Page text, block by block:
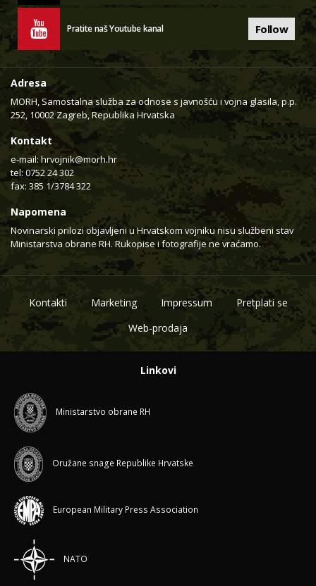
Pratite naš Youtube kanal Follow
Adresa
MORH, Samostalna služba za odnose s javnošću i vojna glasila, p.p.
252, 10002 Zagreb, Republika Hrvatska
Kontakt
e-mail: hrvojnik@morh.hr
tel: 0752 24 302
fax: 385 1/3784 322
Napomena
Novinarski prilozi objavljeni u Hrvatskom vojniku nisu službeni stav
Ministarstva obrane RH. Rukopise i fotografije ne vraćamo.
Kontakti Marketing Impressum
Pretplati se
Web-prodaja
Linkovi
Ministarstvo obrane RH
Oružane snage Republike Hrvatske
European Military Press Association
NATO